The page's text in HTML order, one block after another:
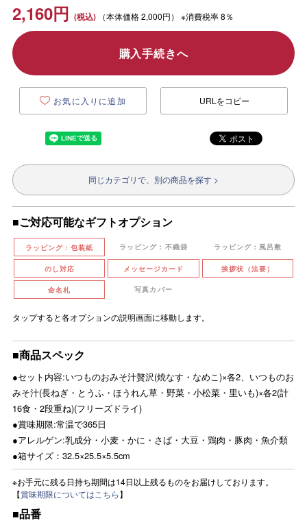
2,160円 （本体価格2,000円） ※消費税率 8％
購入手続きへ
お気に入りに追加 URLをコピー
同じカテゴリで、別の商品を探す >
■ご対応可能なギフトオプション
ラッピング：包装紙 ラッピング：不織袋 ラッピング：風呂敷
のし対応 メッセージカード 挨拶状（法要）
命名札 写真カバー
タップすると各オプションの説明画面に移動します。
■商品スペック
●セット内容:いつものおみそ汁贅沢(焼なす・なめこ)×各2、いつものお
みそ汁(長ねぎ・とうふ・ほうれん草・野菜・小松菜・里いも)×各2(計
16食・2段重ね)(フリーズドライ)
●賞味期限:常温で365日
●アレルゲン:乳成分・小麦・かに・さば・大豆・鶏肉・豚肉・魚介類
●箱サイズ：32.5×25.5×5.5cm
※お手元に残る日持ち期間は14日以上残るものをお届けしております。
【賞味期限についてはこちら】
■品番